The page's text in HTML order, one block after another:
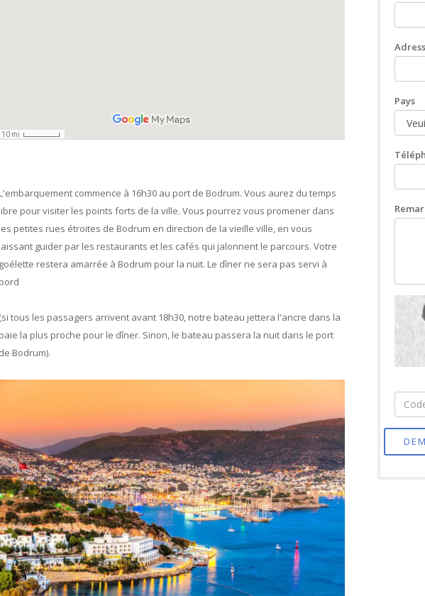
commence à 16h30 au port de Bodrum. Vous aurez du temps
pour visiter les points forts de la ville. Vous pourrez vous promener dans
petites rues étroites de Bodrum en direction de la vieille ville, en vous
guider par les restaurants et les cafés qui jalonnent le parcours. Votre
restera amarrée à Bodrum pour la nuit. Le dîner ne sera pas servi à
tous les passagers arrivent avant 18h30, notre bateau jettera l'ancre dans la
la plus proche pour le dîner. Sinon, le bateau passera la nuit dans le port
Bodrum).
Pays